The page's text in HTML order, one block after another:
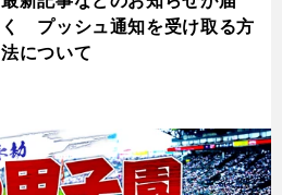
く プッシュ通知を受け取る方
法について